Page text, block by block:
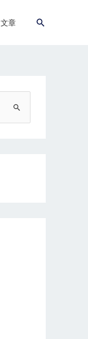
文章